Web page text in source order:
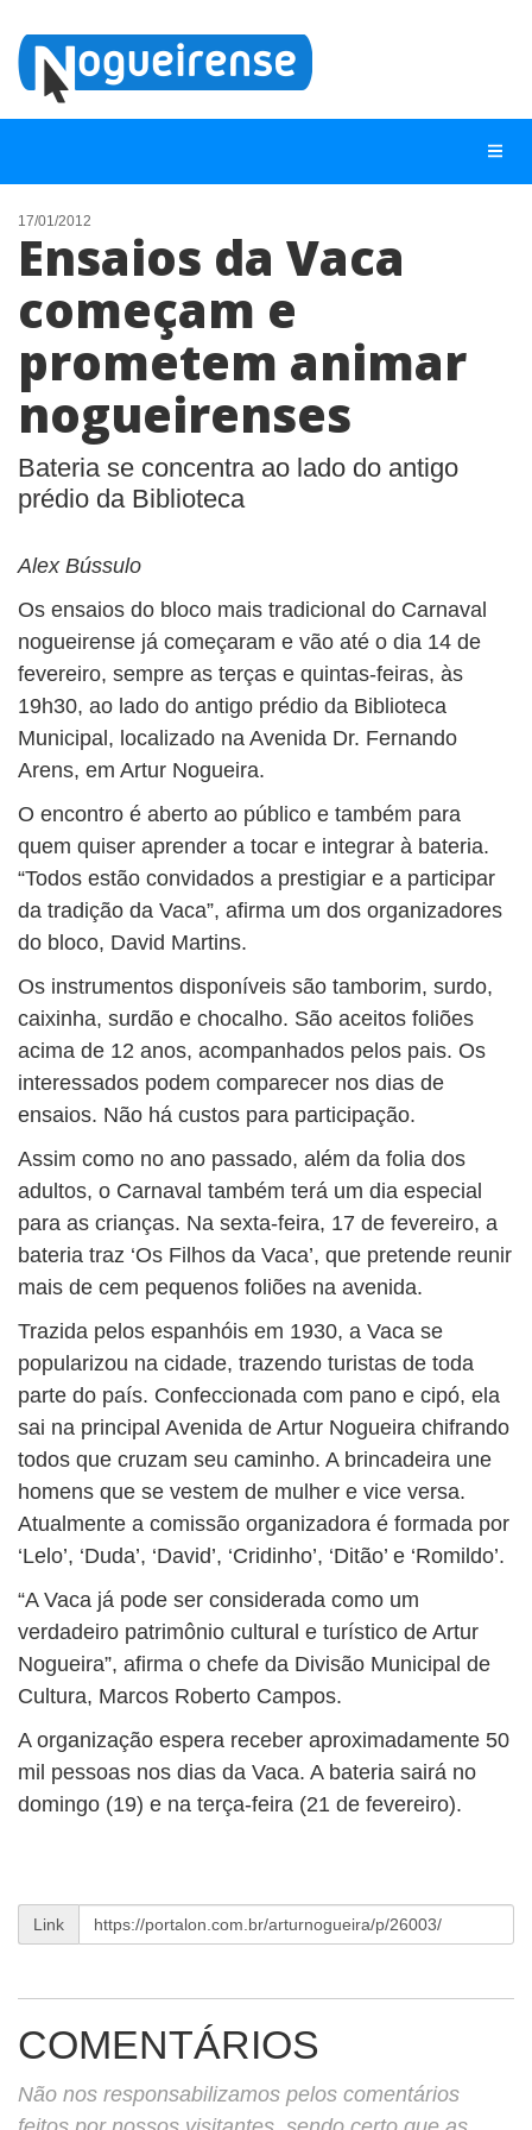
NOTÍCIAS
LISTA DIGITAL
QUEM SOMOS
CONTATO
ANUNCIE
17/01/2012
Ensaios da Vaca
começam e
prometem animar
nogueirenses
Bateria se concentra ao lado do antigo
prédio da Biblioteca
Alex Bússulo
Os ensaios do bloco mais tradicional do Carnaval
nogueirense já começaram e vão até o dia 14 de
fevereiro, sempre as terças e quintas-feiras, às
19h30, ao lado do antigo prédio da Biblioteca
Municipal, localizado na Avenida Dr. Fernando
Arens, em Artur Nogueira.
O encontro é aberto ao público e também para
quem quiser aprender a tocar e integrar à bateria.
“Todos estão convidados a prestigiar e a participar
da tradição da Vaca”, afirma um dos organizadores
do bloco, David Martins.
Os instrumentos disponíveis são tamborim, surdo,
caixinha, surdão e chocalho. São aceitos foliões
acima de 12 anos, acompanhados pelos pais. Os
interessados podem comparecer nos dias de
ensaios. Não há custos para participação.
Assim como no ano passado, além da folia dos
adultos, o Carnaval também terá um dia especial
para as crianças. Na sexta-feira, 17 de fevereiro, a
bateria traz ‘Os Filhos da Vaca’, que pretende reunir
mais de cem pequenos foliões na avenida.
Trazida pelos espanhóis em 1930, a Vaca se
popularizou na cidade, trazendo turistas de toda
parte do país. Confeccionada com pano e cipó, ela
sai na principal Avenida de Artur Nogueira chifrando
todos que cruzam seu caminho. A brincadeira une
homens que se vestem de mulher e vice versa.
Atualmente a comissão organizadora é formada por
‘Lelo’, ‘Duda’, ‘David’, ‘Cridinho’, ‘Ditão’ e ‘Romildo’.
“A Vaca já pode ser considerada como um
verdadeiro patrimônio cultural e turístico de Artur
Nogueira”, afirma o chefe da Divisão Municipal de
Cultura, Marcos Roberto Campos.
A organização espera receber aproximadamente 50
mil pessoas nos dias da Vaca. A bateria sairá no
domingo (19) e na terça-feira (21 de fevereiro).
Link
COMENTÁRIOS
Não nos responsabilizamos pelos comentários